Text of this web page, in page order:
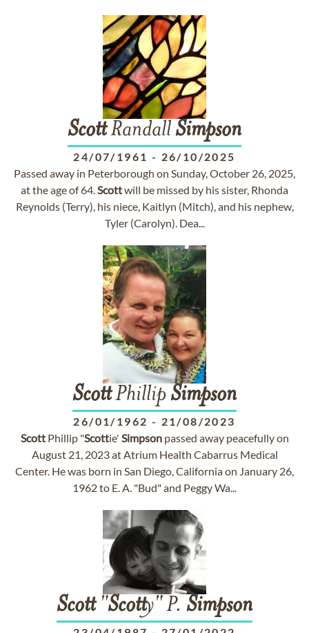
ScottRandallSimpson
24/07/1961 - 26/10/2025
Passed away in Peterborough on Sunday, October 26, 2025,
at the age of 64.Scottwill be missed by his sister, Rhonda
Reynolds (Terry), his niece, Kaitlyn (Mitch), and his nephew,
Tyler (Carolyn). Dea...
ScottPhillipSimpson
26/01/1962 - 21/08/2023
ScottPhillip "Scottie' Simpsonpassed away peacefully on
August 21, 2023 at Atrium Health Cabarrus Medical
Center. He was born in San Diego, California on January 26,
1962 to E. A. "Bud" and Peggy Wa...
Scott"Scotty" P. Simpson